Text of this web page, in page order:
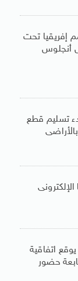
تحت
أنجلوس
تسليم قطع
يوقع اتفاقية
حضور